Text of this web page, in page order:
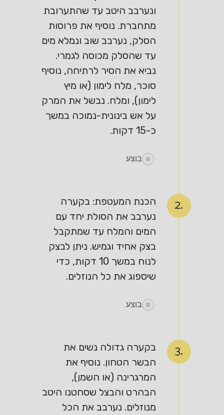
ונערבב היטב עד שהתערובת
מתחברת. נוסיף את פרוסות
הסלק, נערבב שוב ונמלא מים
עד שהסלק מכוסה לגמרי.
נביא את הסיר לרתיחה, נוסיף
סוכר, מלח לימון (או מיץ
לימון), ומלח. נבשל את המרק
על אש בינונית-נמוכה במשך
כ-15 דקות.
בוצע
2.
הכנת המעטפת: בקערה
נערבב את הסולת יחד עם
המים והמלח עד שמתקבל
בצק אחיד וגמיש. ניתן לבצק
לנוח במשך 10 דקות, כדי
שיספוג את כל הנוזלים.
בוצע
3.
בקערה גדולה נשים את
הבשר הטחון. נוסיף את
המרגרינה (או השמן),
הבהרט והבצל שסחטנו היטב
מנוזלים. נערבב את הכל